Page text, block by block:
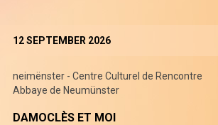
12 SEPTEMBER 2026
neimënster - Centre Culturel de Rencontre
Abbaye de Neumünster
DAMOCLÈS ET MOI